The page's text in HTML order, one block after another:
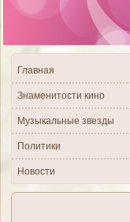
Главная
Знаменитости кино
Музыкальные звезды
Политики
Новости